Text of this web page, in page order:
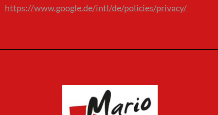
https://www.google.de/intl/de/policies/privacy/